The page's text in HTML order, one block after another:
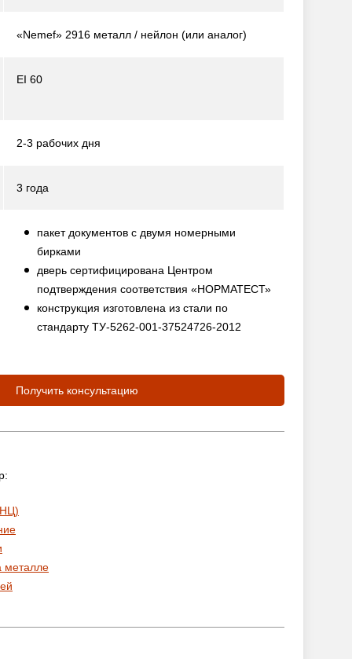
«Nemef» 2916 металл / нейлон (или аналог)
EI 60
2-3 рабочих дня
3 года
пакет документов с двумя номерными
бирками
дверь сертифицирована Центром
подтверждения соответствия «НОРМАТЕСТ»
конструкция изготовлена из стали по
стандарту ТУ-5262-001-37524726-2012
Получить консультацию
металле